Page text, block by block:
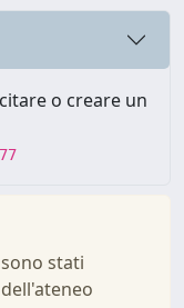
o creare un
stati